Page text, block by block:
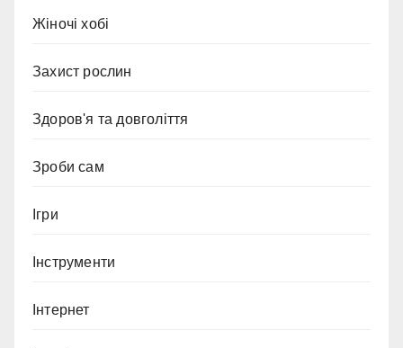
Жіночі хобі
Захист рослин
Здоров'я та довголіття
Зроби сам
Ігри
Інструменти
Інтернет